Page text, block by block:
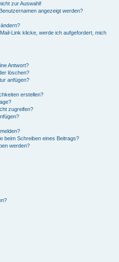
zur Auswahl!
angezeigt werden?
Link klicke, werde ich aufgefordert, mich
Antwort?
löschen?
anfügen?
erstellen?
zugreifen?
beim Schreiben eines Beitrags?
werden?